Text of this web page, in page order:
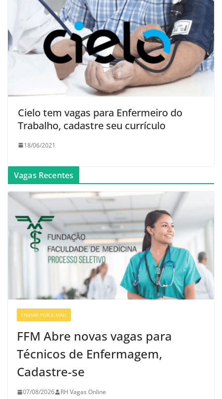
Cielo tem vagas para Enfermeiro do
Trabalho, cadastre seu currículo
18/06/2021
Vagas Recentes
ENVIAR POR E-MAIL
FFM Abre novas vagas para
Técnicos de Enfermagem,
Cadastre-se
07/08/2026 RH Vagas Online